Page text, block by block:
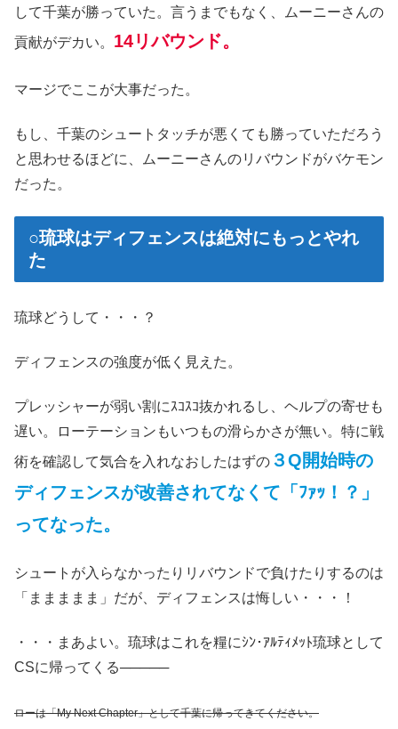
して千葉が勝っていた。言うまでもなく、ムーニーさんの
貢献がデカい。 14リバウンド。
マージでここが大事だった。
もし、千葉のシュートタッチが悪くても勝っていただろう
と思わせるほどに、ムーニーさんのリバウンドがバケモン
だった。
○琉球はディフェンスは絶対にもっとやれ
た
琉球どうして・・・？
ディフェンスの強度が低く見えた。
プレッシャーが弱い割にｽｺｽｺ抜かれるし、ヘルプの寄せも
遅い。ローテーションもいつもの滑らかさが無い。特に戦
術を確認して気合を入れなおしたはずの ３Q開始時の
ディフェンスが改善されてなくて 「ﾌｧｯ！？」
ってなった。
シュートが入らなかったりリバウンドで負けたりするのは
「ままままま」だが、ディフェンスは悔しい・・・！
・・・まあよい。琉球はこれを糧にｼﾝ･ｱﾙﾃｨﾒｯﾄ琉球として
CSに帰ってくる─────
ローは「My Next Chapter」として千葉に帰ってきてください。